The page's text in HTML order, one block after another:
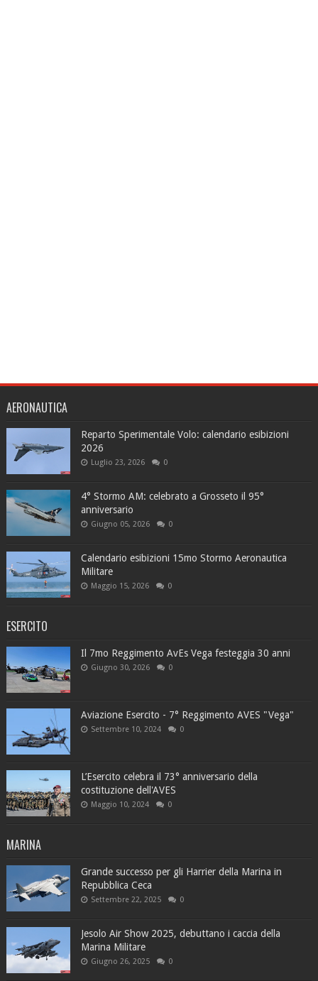
AERONAUTICA
Reparto Sperimentale Volo: calendario esibizioni
2026
Luglio 23, 2026 0
4° Stormo AM: celebrato a Grosseto il 95°
anniversario
Giugno 05, 2026 0
Calendario esibizioni 15mo Stormo Aeronautica
Militare
Maggio 15, 2026 0
ESERCITO
Il 7mo Reggimento AvEs Vega festeggia 30 anni
Giugno 30, 2026 0
Aviazione Esercito - 7° Reggimento AVES "Vega"
Settembre 10, 2024 0
L’Esercito celebra il 73° anniversario della
costituzione dell'AVES
Maggio 10, 2024 0
MARINA
Grande successo per gli Harrier della Marina in
Repubblica Ceca
Settembre 22, 2025 0
Jesolo Air Show 2025, debuttano i caccia della
Marina Militare
Giugno 26, 2025 0